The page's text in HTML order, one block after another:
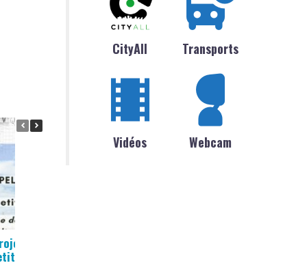
: creation d’un
restauration
CityAll Transports
Vidéos Webcam